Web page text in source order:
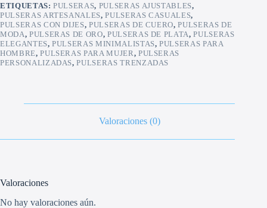
ETIQUETAS:PULSERAS, PULSERAS AJUSTABLES,
PULSERAS ARTESANALES,PULSERAS CASUALES,
PULSERAS CON DIJES,PULSERAS DE CUERO,PULSERAS DE
MODA, PULSERAS DE ORO, PULSERAS DE PLATA,PULSERAS
ELEGANTES,PULSERAS MINIMALISTAS,PULSERAS PARA
HOMBRE,PULSERAS PARA MUJER, PULSERAS
PERSONALIZADAS,PULSERAS TRENZADAS
Valoraciones (0)
Valoraciones
No hay valoraciones aún.